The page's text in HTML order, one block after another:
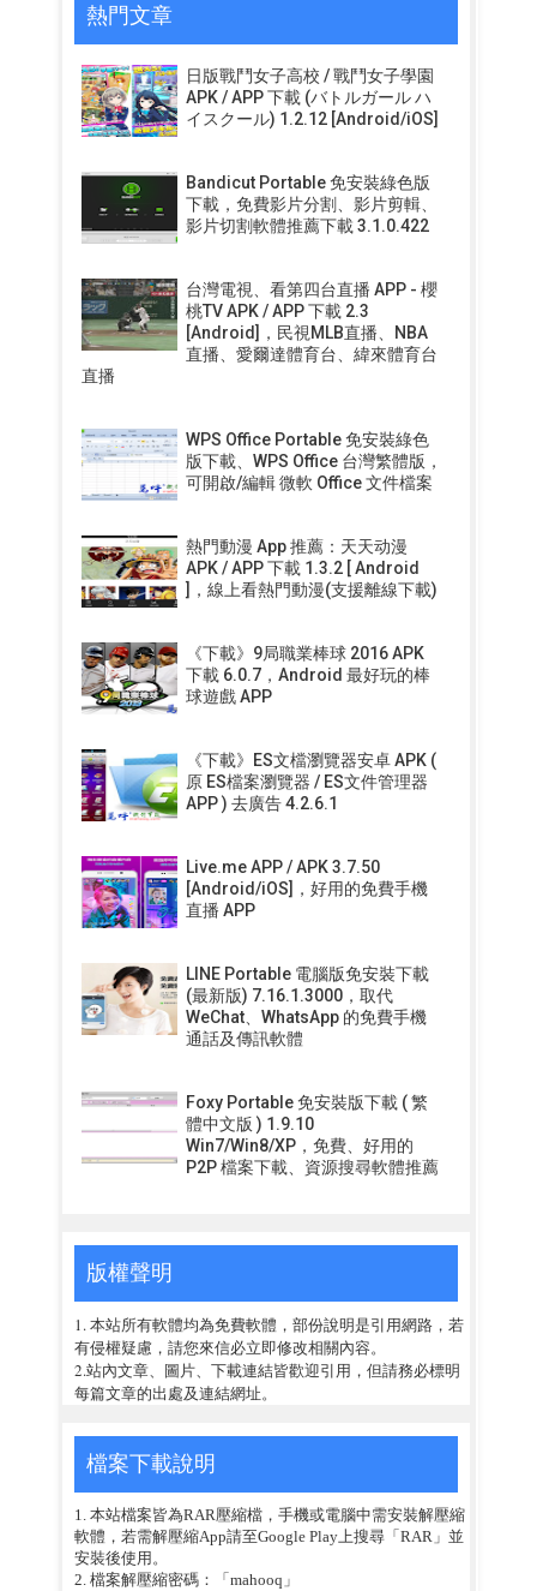
熱門文章
日版戰鬥女子高校 / 戰鬥女子學園
APK / APP 下載 (バトルガール ハ
イスクール) 1.2.12 [Android/iOS]
Bandicut Portable 免安裝綠色版
下載，免費影片分割、影片剪輯、
影片切割軟體推薦下載 3.1.0.422
台灣電視、看第四台直播 APP - 櫻
桃TV APK / APP 下載 2.3
[Android]，民視MLB直播、NBA
直播、愛爾達體育台、緯來體育台
直播
WPS Office Portable 免安裝綠色
版下載、WPS Office 台灣繁體版，
可開啟/編輯 微軟 Office 文件檔案
熱門動漫 App 推薦：天天动漫
APK / APP 下載 1.3.2 [ Android
]，線上看熱門動漫(支援離線下載)
《下載》9局職業棒球 2016 APK
下載 6.0.7，Android 最好玩的棒
球遊戲 APP
《下載》ES文檔瀏覽器安卓 APK (
原 ES檔案瀏覽器 / ES文件管理器
APP ) 去廣告 4.2.6.1
Live.me APP / APK 3.7.50
[Android/iOS]，好用的免費手機
直播 APP
LINE Portable 電腦版免安裝下載
(最新版) 7.16.1.3000，取代
WeChat、WhatsApp 的免費手機
通話及傳訊軟體
Foxy Portable 免安裝版下載 ( 繁
體中文版 ) 1.9.10
Win7/Win8/XP，免費、好用的
P2P 檔案下載、資源搜尋軟體推薦
版權聲明
1. 本站所有軟體均為免費軟體，部份說明是引用網路，若
有侵權疑慮，請您來信必立即修改相關內容。
2.站內文章、圖片、下載連結皆歡迎引用，但請務必標明
每篇文章的出處及連結網址。
檔案下載說明
1. 本站檔案皆為RAR壓縮檔，手機或電腦中需安裝解壓縮
軟體，若需解壓縮App請至Google Play上搜尋「RAR」並
安裝後使用。
2. 檔案解壓縮密碼：「mahooq」